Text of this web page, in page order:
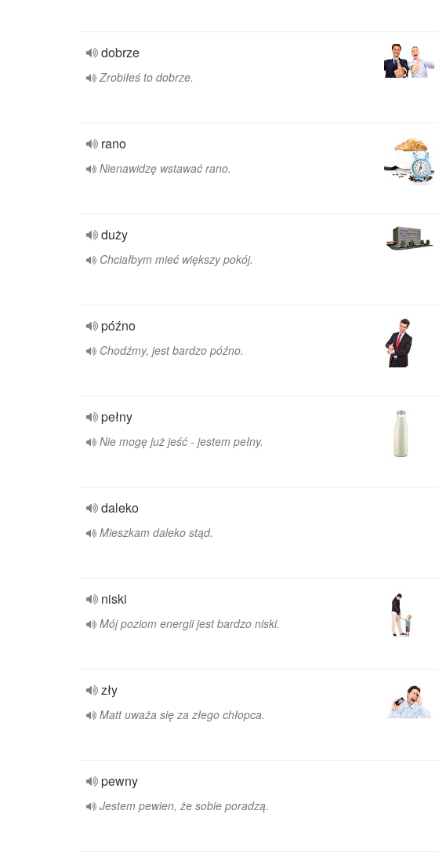
dobrze
Zrobiłeś to dobrze.
rano
Nienawidzę wstawać rano.
duży
Chciałbym mieć większy pokój.
późno
Chodźmy, jest bardzo późno.
pełny
Nie mogę już jeść - jestem pełny.
daleko
Mieszkam daleko stąd.
niski
Mój poziom energii jest bardzo niski.
zły
Matt uważa się za złego chłopca.
pewny
Jestem pewien, że sobie poradzą.